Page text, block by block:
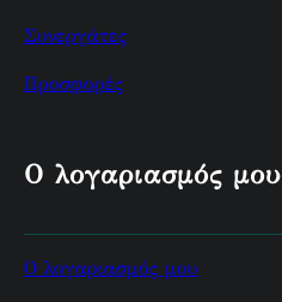
Συνεργάτες
Προσφορές
Ο λογαριασμός μου
Ο λογαριασμός μου